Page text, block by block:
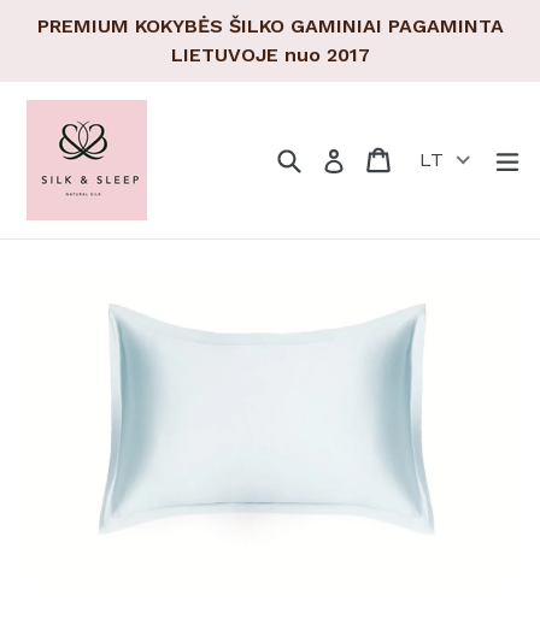
PREMIUM KOKYBĖS ŠILKO GAMINIAI PAGAMINTA
LIETUVOJE nuo 2017
PaieškaPrisijungti
Pirkinių
Pirkinių
LT